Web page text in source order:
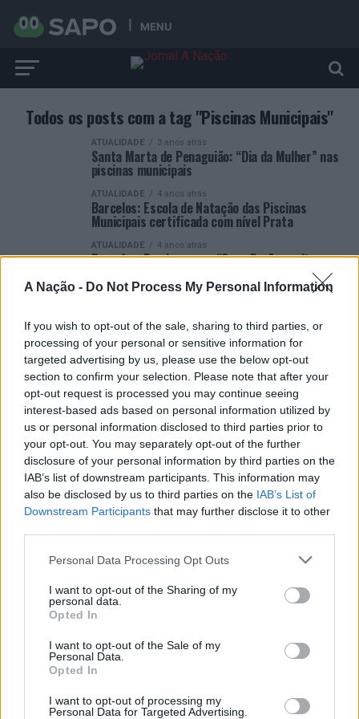
A Nação - Do Not Process My Personal Information
If you wish to opt-out of the sale, sharing to third parties, or
processing of your personal or sensitive information for
targeted advertising by us, please use the below opt-out
section to confirm your selection. Please note that after your
opt-out request is processed you may continue seeing
interest-based ads based on personal information utilized by
us or personal information disclosed to third parties prior to
your opt-out. You may separately opt-out of the further
disclosure of your personal information by third parties on the
IAB’s list of downstream participants. This information may
also be disclosed by us to third parties on the IAB’s List of
Downstream Participants that may further disclose it to other
Personal Data Processing Opt Outs
I want to opt-out of the Sharing of my
personal data.
Opted In
I want to opt-out of the Sale of my
Personal Data.
Opted In
I want to opt-out of processing my
Personal Data for Targeted Advertising.
MENU
Todos os posts com a tag "Piscinas Municipais"
ATUALIDADE 3 anos atrás
Santa Marta de Penaguião: “Dia da Mulher” nas
piscinas municipais
ATUALIDADE 4 anos atrás
Barcelos: Escola de Natação das Piscinas
Municipais certificada com nível Prata
ATUALIDADE 4 anos atrás
Barcelos: Domingo com “Open Day” e muita
ARTIGOS RECENTES
Covilhã: Especialista aponta investimento estrangeiro e
valorização imobiliária como motores do crescimento da
Beira Interior
Rio de Janeiro: Governo do Estado propõe parceria com a
FUNCEX para “reforçar inteligência sobre comércio
Esposende acolhe festival de kitesurf
Cinco projetos de Cascais finalistas em iniciativa europeia
EMEC celebra a conclusão de mais um Curso de
Educação e Formação de Adultos na Escola de Tecnologia
e Gestão de Barcelos